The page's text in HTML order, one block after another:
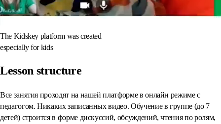
The Kidskey platform was created
especially for kids
Lesson structure
Все занятия проходят на нашей платформе в онлайн режиме с
педагогом. Никаких записанных видео. Обучение в группе (до 7
детей) строится в форме дискуссий, обсуждений, чтения по ролям,